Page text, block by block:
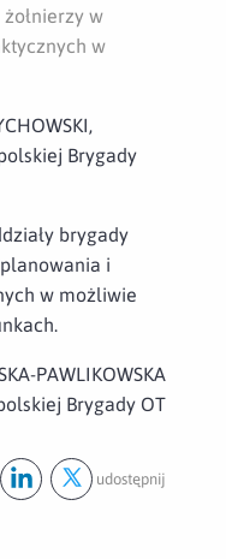
w
w
Brygady
brygady
i
w możliwie
PAWLIKOWSKA
Brygady OT
udostępnij